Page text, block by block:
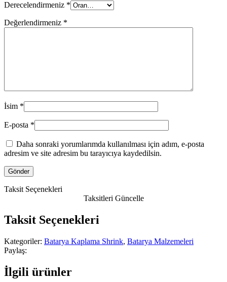
Derecelendirmeniz *
Değerlendirmeniz *
İsim *
E-posta *
Daha sonraki yorumlarımda kullanılması için adım, e-posta
adresim ve site adresim bu tarayıcıya kaydedilsin.
Taksit Seçenekleri
Taksitleri Güncelle
Taksit Seçenekleri
Kategoriler: Batarya Kaplama Shrink, Batarya Malzemeleri
Paylaş:
İlgili ürünler